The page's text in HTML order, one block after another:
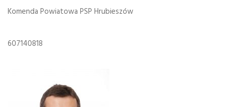
Komenda Powiatowa PSP Hrubieszów
607140818